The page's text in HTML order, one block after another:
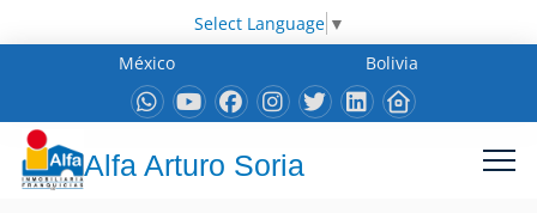
Select Language ▼
México
Bolivia
Alfa Arturo Soria